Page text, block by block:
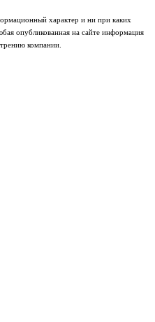
характер и ни при каких
опубликованная на сайте информация
компании.